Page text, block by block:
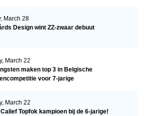
March 28
Design wint ZZ-zwaar debuut
March 22
maken top 3 in Belgische
voor 7-jarige
March 22
Calief Topfok kampioen bij de 6-jarige!